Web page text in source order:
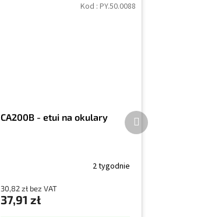
CA200B - etui na okulary
2 tygodnie
30,82 zł bez VAT
37,91 zł
Kod : PY.50.0088
Produkt
następny